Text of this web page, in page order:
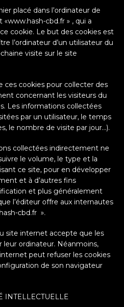
placé dans l’ordinateur de
cbd.fr » , qui a
cookie. Le but des cookies est
l’ordinateur d’un utilisateur du
visite sur le site
ces cookies pour collecter des
concernant les visiteurs du
Les informations collectées
par un utilisateur, le temps
le nombre de visite par jour…).
collectées indirectement ne
le volume, le type et la
ce site, pour en développer
et à d’autres fins
et plus généralement
l’éditeur offre aux internautes
cbd.fr ».
site internet accepte que les
leur ordinateur. Néanmoins,
peut refuser les cookies
de son navigateur
INTELLECTUELLE